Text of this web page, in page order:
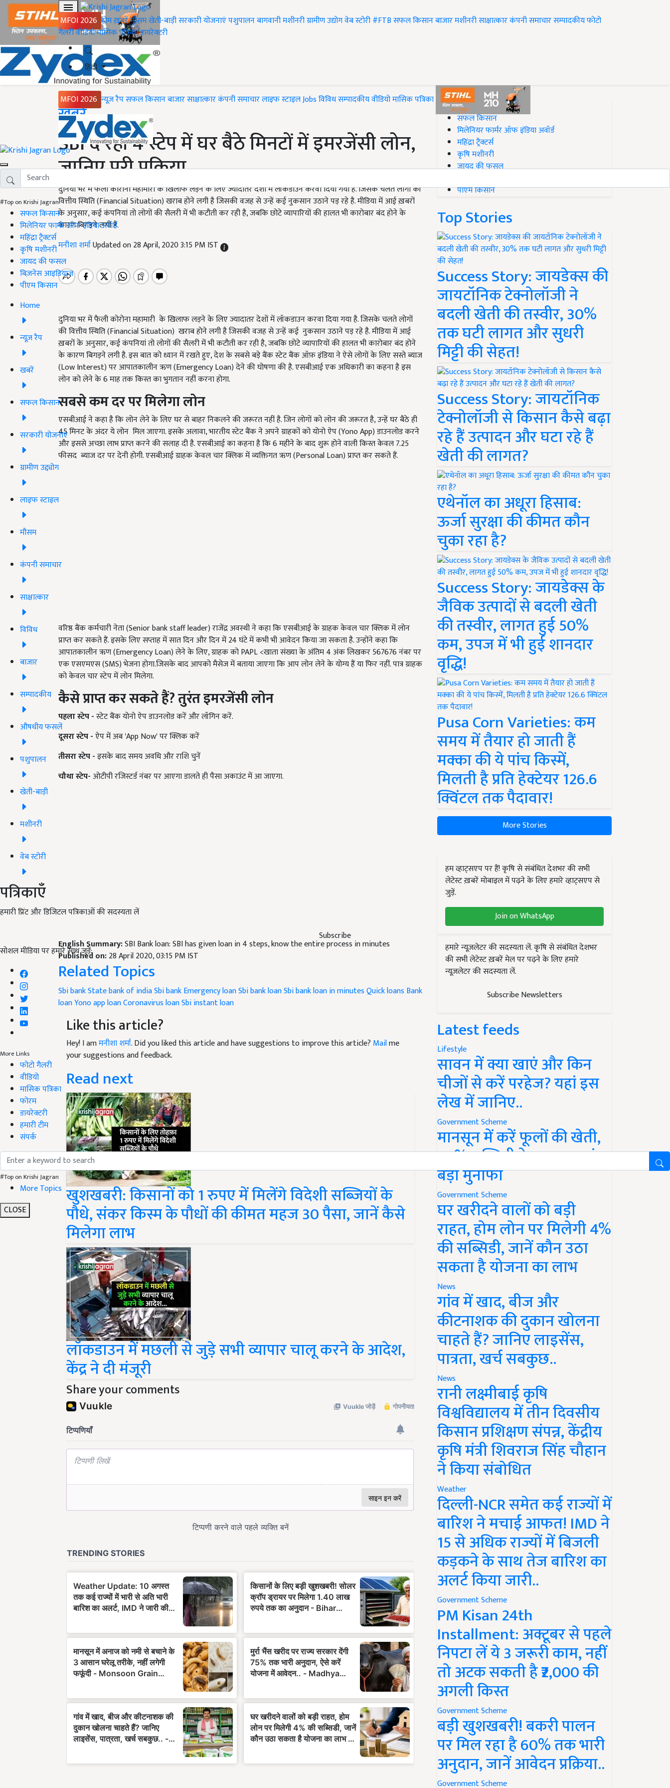
MFOI 2026 होमख़बरेंमौसमखेती-बाड़ीसरकारी योजनाएंपशुपालनबागवानीमशीनरीग्रामीण उद्योगवेब स्टोरी#FTBसफल किसानबाजारमशीनरीसाक्षात्कारकंपनी समाचारसम्पादकीयफोटो
गैलरीवीडियोमासिक पत्रिकाडायरेक्टरी
हिंदी
MFOI 2026 न्यूज़ रैपसफल किसानबाजारसाक्षात्कारकंपनी समाचारलाइफ स्टाइलJobsविविधसम्पादकीयवीडियोमासिक पत्रिका
#Top on Krishi Jagran
सफल किसान
मिलेनियर फार्मर ऑफ इंडिया अवॉर्ड
महिंद्रा ट्रैक्टर्स
कृषि मशीनरी
जायद की फसल
बिज़नेस आइडियाज
पीएम किसान
Home
न्यूज़ रैप
खबरें
सफल किसान
सरकारी योजनाएं
ग्रामीण उद्द्योग
लाइफ स्टाइल
मौसम
कंपनी समाचार
साक्षात्कार
विविध
बाजार
सम्पादकीय
औषधीय फसलें
पशुपालन
खेती-बाड़ी
मशीनरी
वेब स्टोरी
पत्रिकाएँ
हमारी प्रिंट और डिजिटल पत्रिकाओं की सदस्यता लें
Subscribe
सोशल मीडिया पर हमारे साथ जुड़ें:
More Links
फोटो गैलरी
वीडियो
मासिक पत्रिका
फोरम
डायरेक्टरी
हमारी टीम
संपर्क
#Top on Krishi Jagran
More Topics
CLOSE
Home
ख़बरें
SBI दे रहा 4 स्टेप में घर बैठे मिनटों में इमरजेंसी लोन,
जानिए पूरी प्रक्रिया
दुनिया भर में फैली कोरोना महामारी के खिलाफ लड़ने के लिए ज्यादातर देशों में लॉकडाउन करवा दिया गया है. जिसके चलते लोगों की
वित्तीय स्थिति (Financial Situation) खराब होने लगी है जिसकी वजह से उन्हें कई नुकसान उठाने पड़ रहे है. मीडिया में आई ख़बरों
के अनुसार, कई कंपनियां तो लोगों की सैलरी में भी कटौती कर रही है, जबकि छोटे व्यापारियों की हालत भी कारोबार बंद होने के
कारण बिगड़ने लगी है.
मनीशा शर्माUpdated on 28 April, 2020 3:15 PM IST
दुनिया भर में फैली कोरोना महामारी के खिलाफ लड़ने के लिए ज्यादातर देशों में लॉकडाउन करवा दिया गया है. जिसके चलते लोगों
की वित्तीय स्थिति (Financial Situation) खराब होने लगी है जिसकी वजह से उन्हें कई नुकसान उठाने पड़ रहे है. मीडिया में आई
ख़बरों के अनुसार, कई कंपनियां तो लोगों की सैलरी में भी कटौती कर रही है, जबकि छोटे व्यापारियों की हालत भी कारोबार बंद होने
के कारण बिगड़ने लगी है. इस बात को ध्यान में रखते हुए, देश के सबसे बड़े बैंक स्टेट बैंक ऑफ़ इंडिया ने ऐसे लोगों के लिए सस्ते ब्याज
(Low Interest) पर आपातकालीन ऋण (Emergency Loan) देने की घोषणा की है. एसबीआई एक अधिकारी का कहना है इस
लोन को लेने के 6 माह तक किस्त का भुगतान नहीं करना होगा.
सबसेकमदरपरमिलेगालोन
एसबीआई ने कहा है कि लोन लेने के लिए घर से बाहर निकलने की जरूरत नहीं है. जिन लोगों को लोन की जरूरत है, उन्हें घर बैठे ही
45 मिनट के अंदर ये लोन मिल जाएगा. इसके अलावा, भारतीय स्टेट बैंक ने अपने ग्राहकों को योनो ऐप (Yono App) डाउनलोड करने
और इससे अच्छा लाभ प्राप्त करने की सलाह दी है. एसबीआई का कहना है कि 6 महीने के बाद शुरू होने वाली किस्त केवल 7.25
फीसद ब्याज दर पर देनी होगी. एसबीआई ग्राहक केवल चार क्लिक में व्यक्तिगत ऋण (Personal Loan) प्राप्त कर सकते हैं.
वरिष्ठ बैंक कर्मचारी नेता (Senior bank staff leader) राजेंद्र अवस्थी ने कहा कि एसबीआई के ग्राहक केवल चार क्लिक में लोन
प्राप्त कर सकते हैं. इसके लिए सप्ताह में सात दिन और दिन में 24 घंटे में कभी भी आवेदन किया जा सकता है. उन्होंने कहा कि
आपातकालीन ऋण (Emergency Loan) लेने के लिए, ग्राहक को PAPL <खाता संख्या के अंतिम 4 अंक लिखकर 567676 नंबर पर
एक एसएमएस (SMS) भेजना होगा.जिसके बाद आपको मैसेज में बताया जाएगा कि आप लोन लेने के योग्य हैं या फिर नहीं. पात्र ग्राहक
को केवल चार स्टेप में लोन मिलेगा.
कैसेप्राप्तकरसकतेहैं?तुरंतइमरजेंसीलोन
पहलास्टेप-स्टेट बैंक योनो ऐप डाउनलोड करें और लॉगिन करें.
दूसरास्टेप-ऐप में अब 'App Now' पर क्लिक करें
तीसरास्टेप-इसके बाद समय अवधि और राशि चुनें
चौथास्टेप- ओटीपी रजिस्टर्ड नंबर पर आएगा डालते ही पैसा अकाउंट में आ जाएगा.
English Summary:SBI Bank loan: SBI has given loan in 4 steps, know the entire process in minutes
Published on:28 April 2020, 03:15 PM IST
Related Topics
Sbi bankState bank of indiaSbi bank Emergency loanSbi bank loanSbi bank loan in minutesQuick loans Bank
loanYono app loanCoronavirus loanSbi instant loan
Like this article?
Hey! I amमनीशा शर्मा. Did you liked this article and have suggestions to improve this article? Mailme
your suggestions and feedback.
Read next
खुशखबरी: किसानों को 1 रुपए में मिलेंगे विदेशी सब्जियों के
पौधे, संकर किस्म के पौधों की कीमत महज 30 पैसा, जानें कैसे
मिलेगा लाभ
लॉकडाउन में मछली से जुड़े सभी व्यापार चालू करने के आदेश,
केंद्र ने दी मंजूरी
Share your comments
#Top on Krishi Jagran
सफल किसान
मिलेनियर फार्मर ऑफ इंडिया अवॉर्ड
महिंद्रा ट्रैक्टर्स
कृषि मशीनरी
जायद की फसल
पीएम किसान
Top Stories
Success Story: जायडेक्स की
जायटॉनिक टेक्नोलॉजी ने
बदली खेती की तस्वीर, 30%
तक घटी लागत और सुधरी
मिट्टी की सेहत!
Success Story: जायटॉनिक
टेक्नोलॉजी से किसान कैसे बढ़ा
रहे हैं उत्पादन और घटा रहे हैं
खेती की लागत?
एथेनॉल का अधूरा हिसाब:
ऊर्जा सुरक्षा की कीमत कौन
चुका रहा है?
Success Story: जायडेक्स के
जैविक उत्पादों से बदली खेती
की तस्वीर, लागत हुई 50%
कम, उपज में भी हुई शानदार
वृद्धि!
Pusa Corn Varieties: कम
समय में तैयार हो जाती हैं
मक्का की ये पांच किस्में,
मिलती है प्रति हेक्टेयर 126.6
क्विंटल तक पैदावार!
More Stories
हम व्हाट्सएप पर हैं! कृषि से संबंधित देशभर की सभी
लेटेस्ट ख़बरें मोबाइल में पढ़ने के लिए हमारे व्हाट्सएप से
जुड़ें.
Join on WhatsApp
हमारे न्यूज़लेटर की सदस्यता लें. कृषि से संबंधित देशभर
की सभी लेटेस्ट ख़बरें मेल पर पढ़ने के लिए हमारे
न्यूज़लेटर की सदस्यता लें.
Subscribe Newsletters
Latest feeds
Lifestyle
सावन में क्या खाएं और किन
चीजों से करें परहेज? यहां इस
लेख में जानिए..
Government Scheme
मानसून में करें फूलों की खेती,
50% सब्सिडी के साथ कमाएं
बड़ा मुनाफा
Government Scheme
घर खरीदने वालों को बड़ी
राहत, होम लोन पर मिलेगी 4%
की सब्सिडी, जानें कौन उठा
सकता है योजना का लाभ
News
गांव में खाद, बीज और
कीटनाशक की दुकान खोलना
चाहते हैं? जानिए लाइसेंस,
पात्रता, खर्च सबकुछ..
News
रानी लक्ष्मीबाई कृषि
विश्वविद्यालय में तीन दिवसीय
किसान प्रशिक्षण संपन्न, केंद्रीय
कृषि मंत्री शिवराज सिंह चौहान
ने किया संबोधित
Weather
दिल्ली-NCR समेत कई राज्यों में
बारिश ने मचाई आफत! IMD ने
15 से अधिक राज्यों में बिजली
कड़कने के साथ तेज बारिश का
अलर्ट किया जारी..
Government Scheme
PM Kisan 24th
Installment: अक्टूबर से पहले
निपटा लें ये 3 जरूरी काम, नहीं
तो अटक सकती है ₹2,000 की
अगली किस्त
Government Scheme
बड़ी खुशखबरी! बकरी पालन
पर मिल रहा है 60% तक भारी
अनुदान, जानें आवेदन प्रक्रिया..
Government Scheme